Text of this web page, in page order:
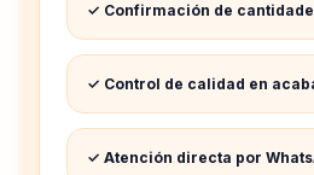
✓ Confirmación de
✓ Control de calidad en
✓ Atención directa por